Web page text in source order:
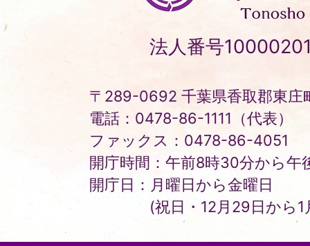
町
Tonosho
Town
法人番号
〒289-0692 千葉県香取郡東庄
電話：0478-86-1111（代表）
ファックス：0478-86-4051
開庁時間：午前8時30分から午
開庁日：月曜日から金曜日
(祝日・12月29日から